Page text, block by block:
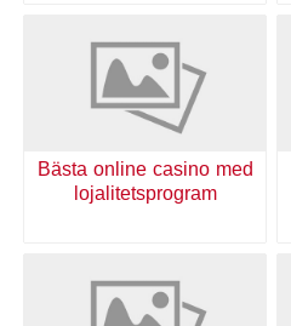
Bästa online casino med
lojalitetsprogram